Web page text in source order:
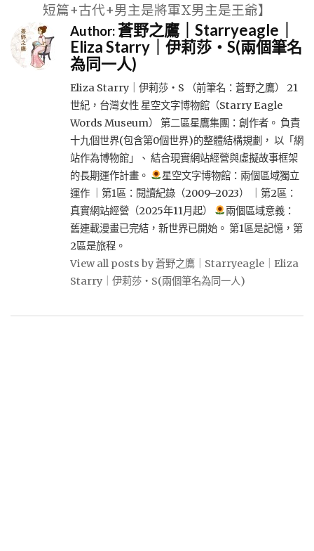
短篇+古代+男主是將軍X男主是王爺】
Author:蒼野之鷹｜Starryeagle｜
Eliza Starry｜伊莉莎・S(兩個筆名
為同一人)
Eliza Starry｜伊莉莎・S （前筆名：蒼野之鷹） 21
世紀，台灣女性 星空文字博物館（Starry Eagle
Words Museum） 第二區星鷹集團：創作者。 負責
十九個世界(包含第0個世界)的整體結構規劃， 以「網
站作為博物館」、 結合現實網站經營與虛擬故事框架
的長期運作計畫。
星空文字博物館：兩個區域獨立
運作 ｜第1區：閱讀紀錄（2009–2023） ｜第2區：
真實網站經營（2025年11月起）
兩個區域意義：
舊連載漫畫已完結，新世界已開始。 第1區是記憶，第
2區是旅程。
View all posts by 蒼野之鷹｜Starryeagle｜Eliza
Starry｜伊莉莎・S(兩個筆名為同一人)